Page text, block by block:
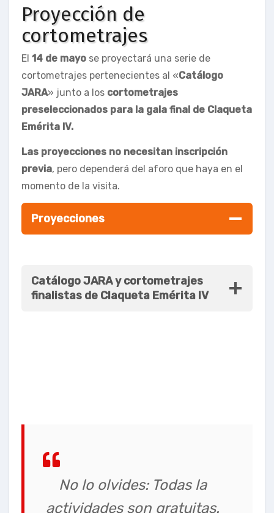
Proyección de
cortometrajes
El 14 de mayo se proyectará una serie de
cortometrajes pertenecientes al «Catálogo
JARA» junto a los cortometrajes
preseleccionados para la gala final de Claqueta
Emérita IV.
Las proyecciones no necesitan inscripción
previa, pero dependerá del aforo que haya en el
momento de la visita.
Proyecciones
Catálogo JARA y cortometrajes
finalistas de Claqueta Emérita IV
No lo olvides: Todas la
actividades son gratuitas.